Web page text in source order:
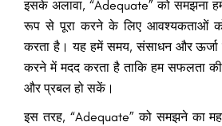
इसके अलावा, “Adequate” को समझना
रूप से पूरा करने के लिए आवश्यकताओं को
करता है। यह हमें समय, संसाधन और ऊर्जा
करने में मदद करता है ताकि हम सफलता की
और प्रबल हो सकें।
इस तरह, “Adequate” को समझने का